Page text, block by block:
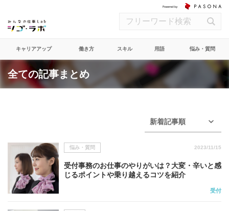
キャリアアップ 働き方 スキル 用語 悩み・質問
全ての記事まとめ
新着記事順
悩み・質問 2023/11/15
受付事務のお仕事のやりがいは？大変・辛いと感
じるポイントや乗り越えるコツを紹介
受付